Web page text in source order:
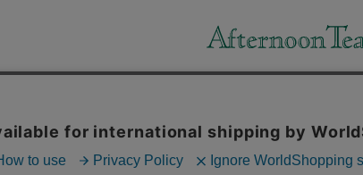
また、ギフトセットなどギフトにぴったりの豊富な
「ソーシャルギフト」サービスもご提供